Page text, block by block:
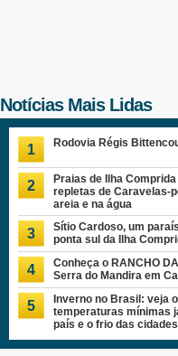
Notícias Mais Lidas
1 Rodovia Régis
2
Praias de Ilha
repletas de Caravelas-
areia e na água
3
Sítio Cardoso, um
ponta sul da Ilha
4
Conheça o RANCHO
Serra do Mandira em
5
Inverno no Brasil: veja
temperaturas mínimas
país e o frio das